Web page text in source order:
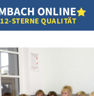
ONLINE
STERNE QUALITÄT